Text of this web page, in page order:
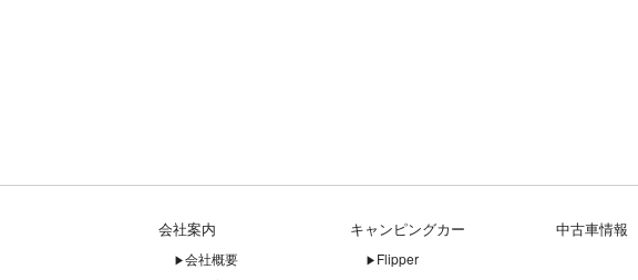
会社案内
会社概要
キャンピングカー
Flipper
中古車情報